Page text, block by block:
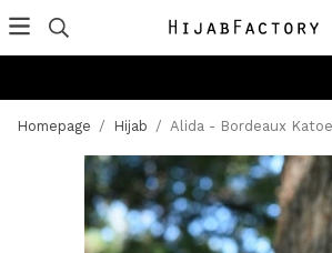
Homepage / Hijab / Alida - Bordeaux